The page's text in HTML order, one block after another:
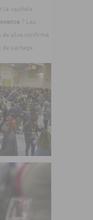
la capitale
? Les
de plus confirmé
partage.